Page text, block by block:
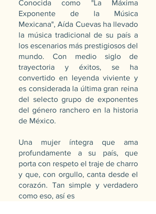
Conocida como "La Máxima
Exponente de la Música
Mexicana", Aída Cuevas ha llevado
la música tradicional de su país a
los escenarios más prestigiosos del
mundo. Con medio siglo de
trayectoria y éxitos, se ha
convertido en leyenda viviente y
es considerada la última gran reina
del selecto grupo de exponentes
del género ranchero en la historia
de México.
Una mujer íntegra que ama
profundamente a su país, que
porta con respeto el traje de charro
y que, con orgullo, canta desde el
corazón. Tan simple y verdadero
como eso, así es